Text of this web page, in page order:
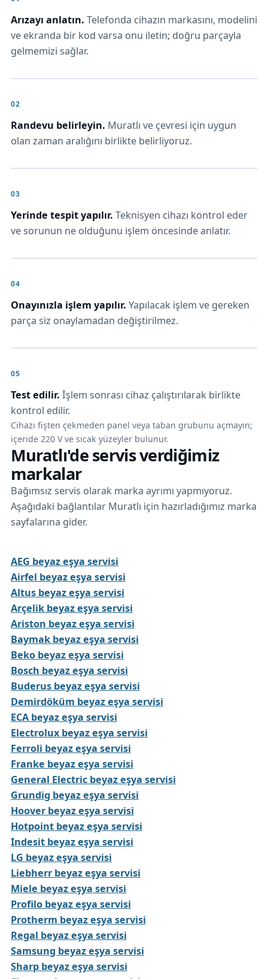
Arızayı anlatın. Telefonda cihazın markasını, modelini
ve ekranda bir kod varsa onu iletin; doğru parçayla
gelmemizi sağlar.
Randevu belirleyin. Muratlı ve çevresi için uygun
olan zaman aralığını birlikte belirliyoruz.
Yerinde tespit yapılır. Teknisyen cihazı kontrol eder
ve sorunun ne olduğunu işlem öncesinde anlatır.
Onayınızla işlem yapılır. Yapılacak işlem ve gereken
parça siz onaylamadan değiştirilmez.
Test edilir. İşlem sonrası cihaz çalıştırılarak birlikte
kontrol edilir.
Cihazı fişten çekmeden panel veya taban grubunu açmayın;
içeride 220 V ve sıcak yüzeyler bulunur.
Muratlı'de servis verdiğimiz
markalar
Bağımsız servis olarak marka ayrımı yapmıyoruz.
Aşağıdaki bağlantılar Muratlı için hazırladığımız marka
sayfalarına gider.
AEG beyaz eşya servisi
Airfel beyaz eşya servisi
Altus beyaz eşya servisi
Arçelik beyaz eşya servisi
Ariston beyaz eşya servisi
Baymak beyaz eşya servisi
Beko beyaz eşya servisi
Bosch beyaz eşya servisi
Buderus beyaz eşya servisi
Demirdöküm beyaz eşya servisi
ECA beyaz eşya servisi
Electrolux beyaz eşya servisi
Ferroli beyaz eşya servisi
Franke beyaz eşya servisi
General Electric beyaz eşya servisi
Grundig beyaz eşya servisi
Hoover beyaz eşya servisi
Hotpoint beyaz eşya servisi
Indesit beyaz eşya servisi
LG beyaz eşya servisi
Liebherr beyaz eşya servisi
Miele beyaz eşya servisi
Profilo beyaz eşya servisi
Protherm beyaz eşya servisi
Regal beyaz eşya servisi
Samsung beyaz eşya servisi
Sharp beyaz eşya servisi